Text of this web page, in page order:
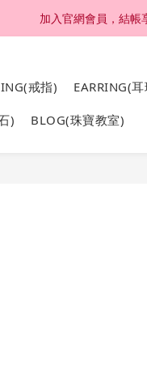
加入官網會員，結帳
加入官網會員，結帳
加入官網會員，結帳
戒指) EARRING(耳
) BLOG(珠寶教室)